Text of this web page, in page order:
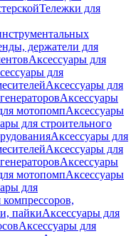
Тележки для
держатели для
Аксессуары для
для
Аксессуары для
Аксессуары
мотопомпАксессуары
для строительного
Аксессуары для
Аксессуары для
Аксессуары
мотопомпАксессуары
для
пайкиАксессуары для
Аксессуары для